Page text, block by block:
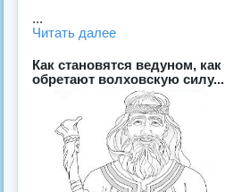
...
Читать далее
Как становятся ведуном, как
обретают волховскую силу...